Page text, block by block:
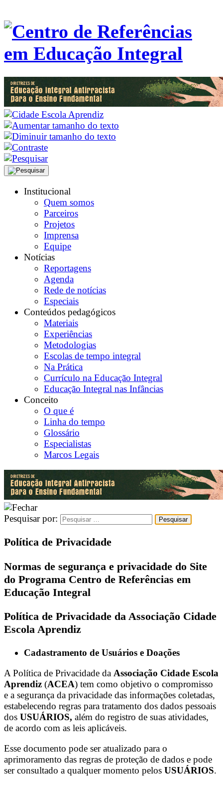
Institucional
Quem somos
Parceiros
Projetos
Imprensa
Equipe
Notícias
Reportagens
Agenda
Rede de notícias
Especiais
Conteúdos pedagógicos
Materiais
Experiências
Metodologias
Escolas de tempo integral
Na Prática
Currículo na Educação Integral
Educação Integral nas Infâncias
Conceito
O que é
Linha do tempo
Glossário
Especialistas
Marcos Legais
Pesquisar por:
Política de Privacidade
Normas de segurança e privacidade do Site
do Programa Centro de Referências em
Educação Integral
Política de Privacidade da Associação Cidade
Escola Aprendiz
Cadastramento de Usuários e Doações
A Política de Privacidade da Associação Cidade Escola
Aprendiz (ACEA) tem como objetivo o compromisso
e a segurança da privacidade das informações coletadas,
estabelecendo regras para tratamento dos dados pessoais
dos USUÁRIOS, além do registro de suas atividades,
de acordo com as leis aplicáveis.
Esse documento pode ser atualizado para o
aprimoramento das regras de proteção de dados e pode
ser consultado a qualquer momento pelos USUÁRIOS.